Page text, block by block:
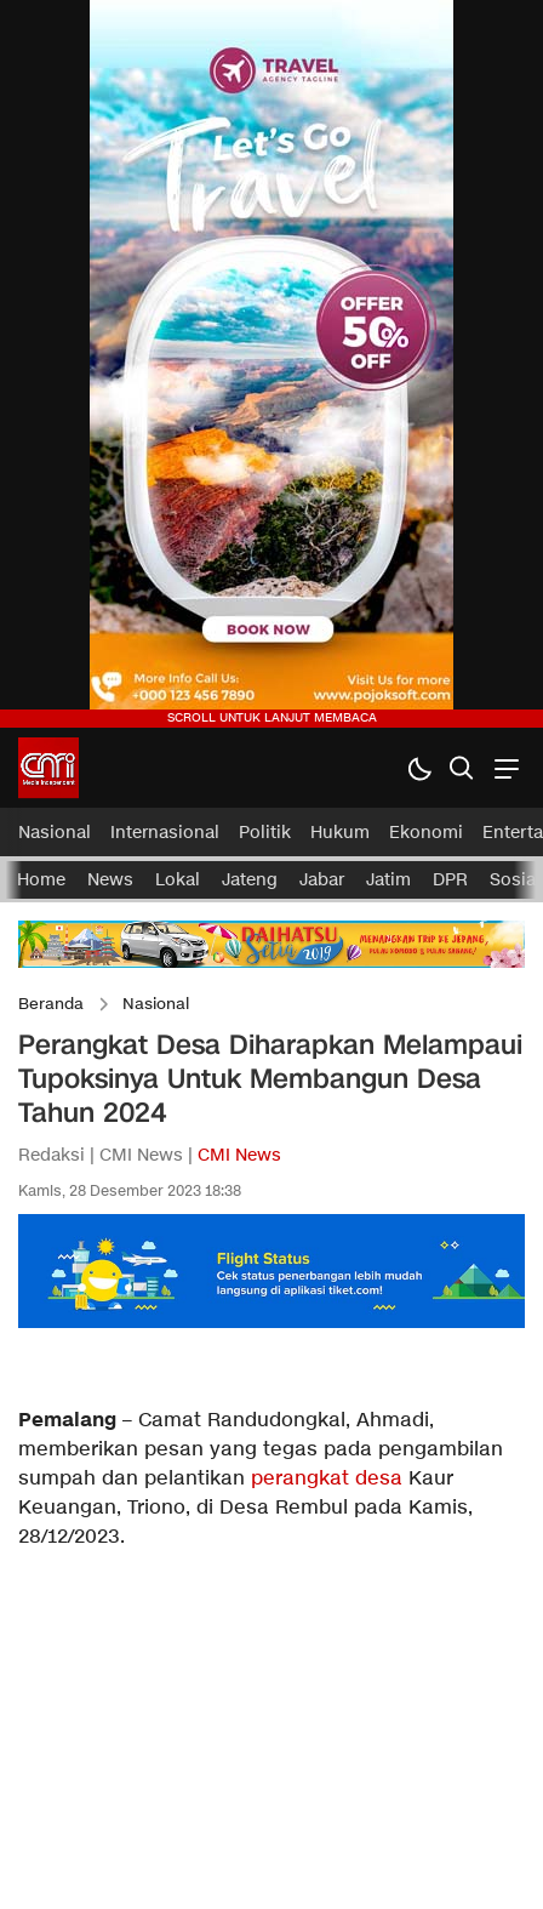
Nasional Internasional Politik Hukum Ekonomi
Home News Lokal Jateng Jabar Jatim DPR Sosial
Beranda Nasional
Perangkat Desa Diharapkan Melampaui
Tupoksinya Untuk Membangun Desa
Tahun 2024
Redaksi | CMI News | CMI News
Kamis, 28 Desember 2023 18:38
Pemalang – Camat Randudongkal, Ahmadi,
memberikan pesan yang tegas pada pengambilan
sumpah dan pelantikan perangkat desa Kaur
Keuangan, Triono, di Desa Rembul pada Kamis,
28/12/2023.